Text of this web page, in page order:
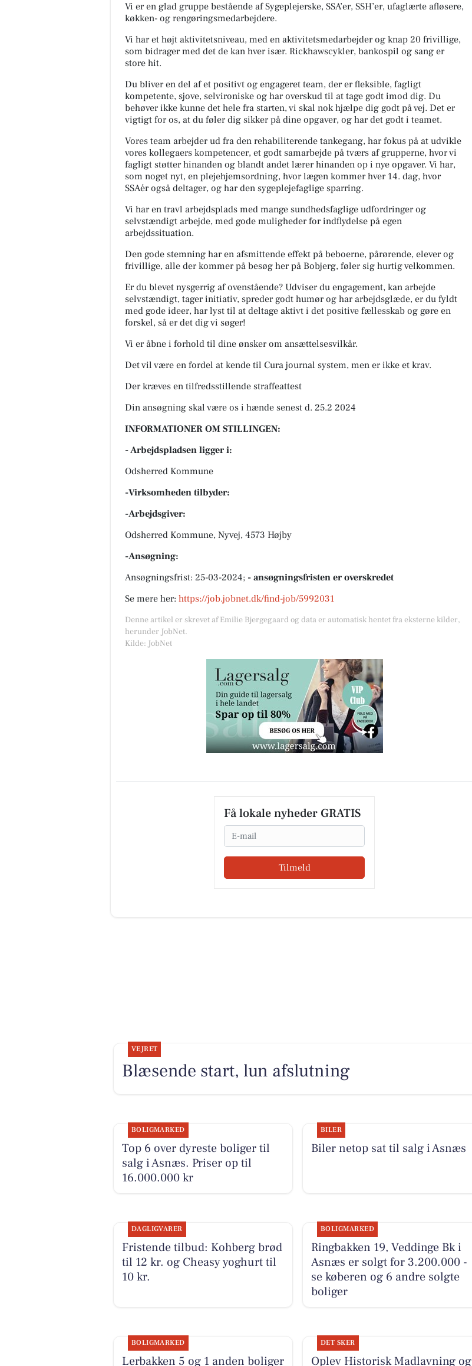
Vi er en glad gruppe bestående af Sygeplejerske, SSA’er, SSH’er, ufaglærte afløsere,
køkken- og rengøringsmedarbejdere.
Vi har et højt aktivitetsniveau, med en aktivitetsmedarbejder og knap 20 frivillige,
som bidrager med det de kan hver især. Rickhawscykler, bankospil og sang er
store hit.
Du bliver en del af et positivt og engageret team, der er fleksible, fagligt
kompetente, sjove, selvironiske og har overskud til at tage godt imod dig. Du
behøver ikke kunne det hele fra starten, vi skal nok hjælpe dig godt på vej. Det er
vigtigt for os, at du føler dig sikker på dine opgaver, og har det godt i teamet.
Vores team arbejder ud fra den rehabiliterende tankegang, har fokus på at udvikle
vores kollegaers kompetencer, et godt samarbejde på tværs af grupperne, hvor vi
fagligt støtter hinanden og blandt andet lærer hinanden op i nye opgaver. Vi har,
som noget nyt, en plejehjemsordning, hvor lægen kommer hver 14. dag, hvor
SSAér også deltager, og har den sygeplejefaglige sparring.
Vi har en travl arbejdsplads med mange sundhedsfaglige udfordringer og
selvstændigt arbejde, med gode muligheder for indflydelse på egen
arbejdssituation.
Den gode stemning har en afsmittende effekt på beboerne, pårørende, elever og
frivillige, alle der kommer på besøg her på Bobjerg, føler sig hurtig velkommen.
Er du blevet nysgerrig af ovenstående? Udviser du engagement, kan arbejde
selvstændigt, tager initiativ, spreder godt humør og har arbejdsglæde, er du fyldt
med gode ideer, har lyst til at deltage aktivt i det positive fællesskab og gøre en
forskel, så er det dig vi søger!
Vi er åbne i forhold til dine ønsker om ansættelsesvilkår.
Det vil være en fordel at kende til Cura journal system, men er ikke et krav.
Der kræves en tilfredsstillende straffeattest
Din ansøgning skal være os i hænde senest d. 25.2 2024
INFORMATIONER OM STILLINGEN:
- Arbejdspladsen ligger i:
Odsherred Kommune
-Virksomheden tilbyder:
-Arbejdsgiver:
Odsherred Kommune, Nyvej, 4573 Højby
-Ansøgning:
Ansøgningsfrist: 25-03-2024; - ansøgningsfristen er overskredet
Se mere her: https://job.jobnet.dk/find-job/5992031
Denne artikel er skrevet af Emilie Bjergegaard og data er automatisk hentet fra eksterne kilder,
herunder JobNet.
Kilde: JobNet
Få lokale nyheder GRATIS
Email
Tilmeld
VEJRET
Blæsende start, lun afslutning
BOLIGMARKED
Top 6 over dyreste boliger til
salg i Asnæs. Priser op til
16.000.000 kr
BILER
Biler netop sat til salg i Asnæs
DAGLIGVARER
Fristende tilbud: Kohberg brød
til 12 kr. og Cheasy yoghurt til
10 kr.
BOLIGMARKED
Ringbakken 19, Veddinge Bk i
Asnæs er solgt for 3.200.000 -
se køberen og 6 andre solgte
boliger
BOLIGMARKED
Lerbakken 5 og 1 anden boliger
DET SKER
Oplev Historisk Madlavning og